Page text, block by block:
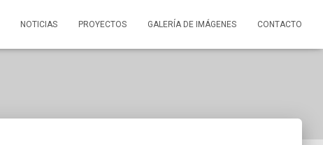
NOTICIAS PROYECTOS GALERÍA DE IMÁGENES CONTACTO